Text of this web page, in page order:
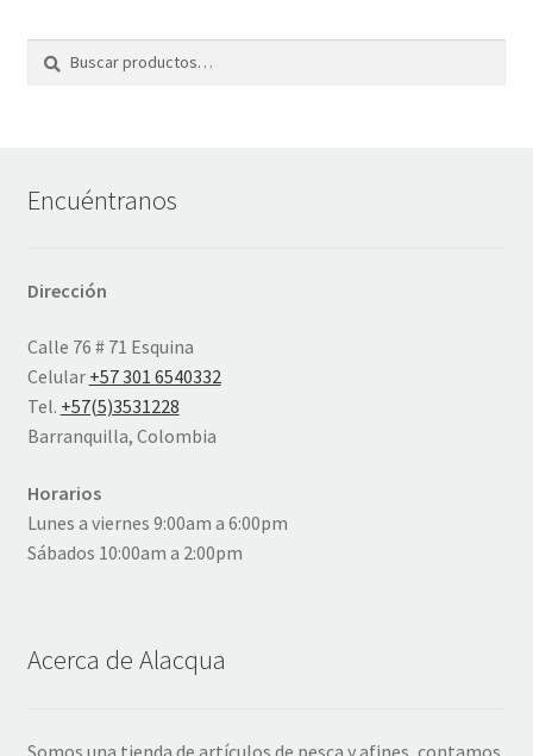
Encuéntranos
Dirección
Calle 76 # 71 Esquina
Celular +57 301 6540332
Tel. +57(5)3531228
Barranquilla, Colombia
Horarios
Lunes a viernes 9:00am a 6:00pm
Sábados 10:00am a 2:00pm
Acerca de Alacqua
Somos una tienda de artículos de pesca y afines, contamos